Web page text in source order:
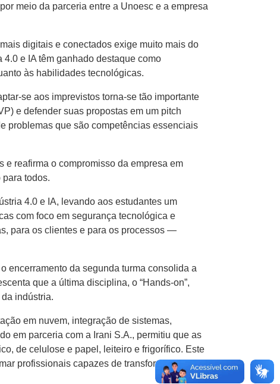
meio da parceria entre a Unoesc e a empresa
digitais e conectados exige muito mais do
e IA têm ganhado destaque como
às habilidades tecnológicas.
se aos imprevistos torna-se tão importante
e defender suas propostas em um pitch
problemas que são competências essenciais
e reafirma o compromisso da empresa em
todos.
4.0 e IA, levando aos estudantes um
com foco em segurança tecnológica e
para os clientes e para os processos —
encerramento da segunda turma consolida a
que a última disciplina, o “Hands-on”,
indústria.
em nuvem, integração de sistemas,
em parceria com a Irani S.A., permitiu que as
de celulose e papel, leiteiro e frigorífico. Este
profissionais capazes de transformar